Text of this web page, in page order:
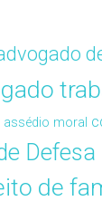
assédio moral
de